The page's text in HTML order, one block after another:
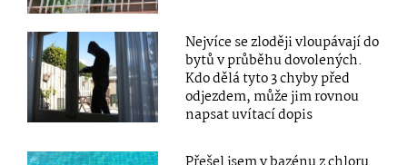
Nejvíce se zloději vloupávají do
bytů v průběhu dovolených.
Kdo dělá tyto 3 chyby před
odjezdem, může jim rovnou
napsat uvítací dopis